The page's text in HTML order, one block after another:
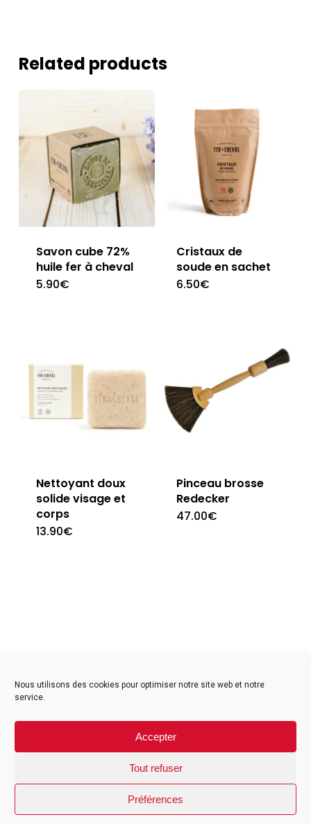
Nous utilisons des cookies pour optimiser notre site web et notre
service.
Accepter
Tout refuser
Préférences
Related products
Savon cube 72%
huile fer à cheval
5.90€
Cristaux de
soude en sachet
6.50€
Nettoyant doux
solide visage et
corps
13.90€
Pinceau brosse
Redecker
47.00€
Contact
CGV particuliers
CGV professionnels
© 2026 Studio Universal Réunion. Site développé par Auralab